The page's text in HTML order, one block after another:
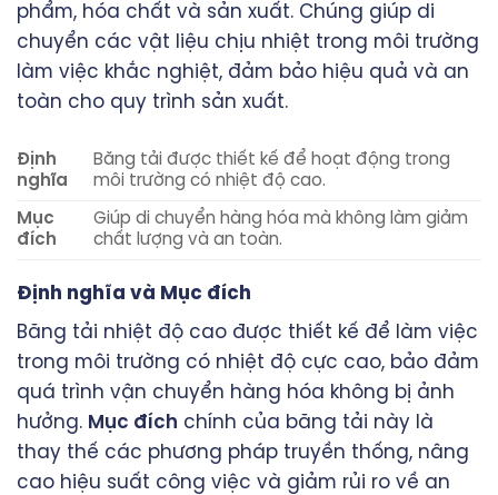
phẩm, hóa chất và sản xuất. Chúng giúp di
chuyển các vật liệu chịu nhiệt trong môi trường
làm việc khắc nghiệt, đảm bảo hiệu quả và an
toàn cho quy trình sản xuất.
Định
nghĩa
Băng tải được thiết kế để hoạt động trong
môi trường có nhiệt độ cao.
Mục
đích
Giúp di chuyển hàng hóa mà không làm giảm
chất lượng và an toàn.
Định nghĩa và Mục đích
Băng tải nhiệt độ cao được thiết kế để làm việc
trong môi trường có nhiệt độ cực cao, bảo đảm
quá trình vận chuyển hàng hóa không bị ảnh
hưởng. Mục đích chính của băng tải này là
thay thế các phương pháp truyền thống, nâng
cao hiệu suất công việc và giảm rủi ro về an